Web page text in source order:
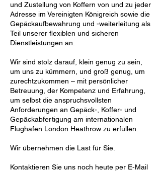
und Zustellung von Koffern von und zu jeder
Adresse im Vereinigten Königreich sowie die
Gepäckaufbewahrung und -weiterleitung als
Teil unserer flexiblen und sicheren
Dienstleistungen an.
Wir sind stolz darauf, klein genug zu sein,
um uns zu kümmern, und groß genug, um
zurechtzukommen – mit persönlicher
Betreuung, der Kompetenz und Erfahrung,
um selbst die anspruchsvollsten
Anforderungen an Gepäck-, Koffer- und
Gepäckabfertigung am internationalen
Flughafen London Heathrow zu erfüllen.
Wir übernehmen die Last für Sie.
Kontaktieren Sie uns noch heute per E-Mail